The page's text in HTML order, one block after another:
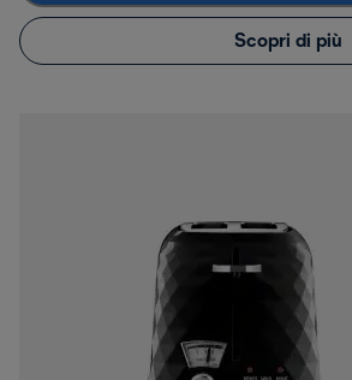
Scopri di più